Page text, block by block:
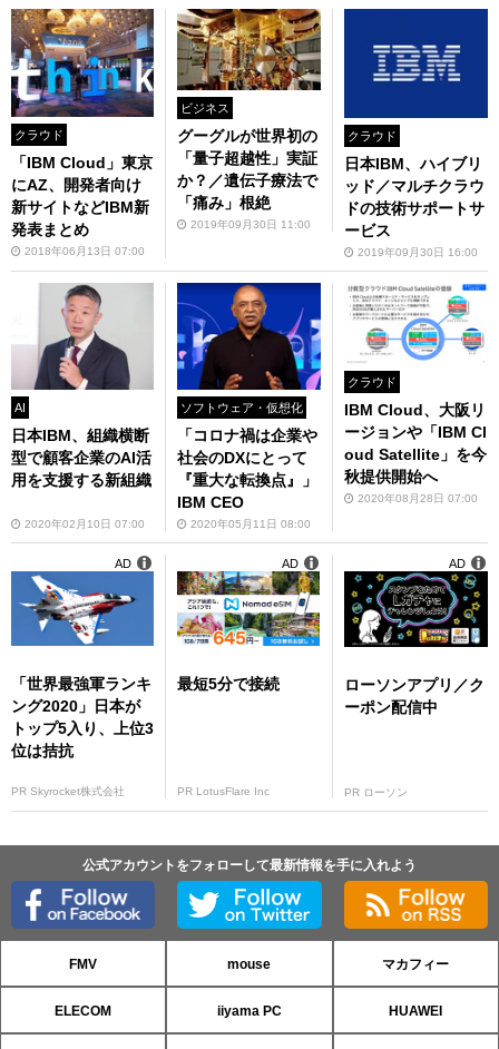
クラウド
「IBM Cloud」東京
にAZ、開発者向け
新サイトなどIBM新
発表まとめ
2018年06月13日 07:00
ビジネス
グーグルが世界初の
「量子超越性」実証
か？／遺伝子療法で
「痛み」根絶
2019年09月30日 11:00
クラウド
日本IBM、ハイブリ
ッド／マルチクラウ
ドの技術サポートサ
ービス
2019年09月30日 16:00
AI
日本IBM、組織横断
型で顧客企業のAI活
用を支援する新組織
2020年02月10日 07:00
ソフトウェア・仮想化
「コロナ禍は企業や
社会のDXにとって
『重大な転換点』」
IBM CEO
2020年05月11日 08:00
クラウド
IBM Cloud、大阪リ
ージョンや「IBM Cl
oud Satellite」を今
秋提供開始へ
2020年08月28日 07:00
「世界最強軍ランキ
ング2020」日本が
トップ5入り、上位3
位は拮抗
PR Skyrocket株式会社
AD
最短5分で接続
PR LotusFlare Inc
AD
ローソンアプリ／ク
ーポン配信中
PR ローソン
AD
公式アカウントをフォローして最新情報を手に入れよう
FMV mouse マカフィー
ELECOM iiyama PC HUAWEI